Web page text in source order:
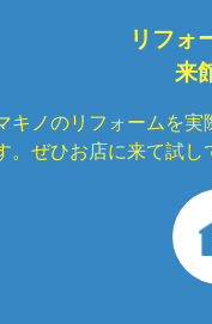
リフォ
来
キノのリフォームを実
。ぜひお店に来て試し